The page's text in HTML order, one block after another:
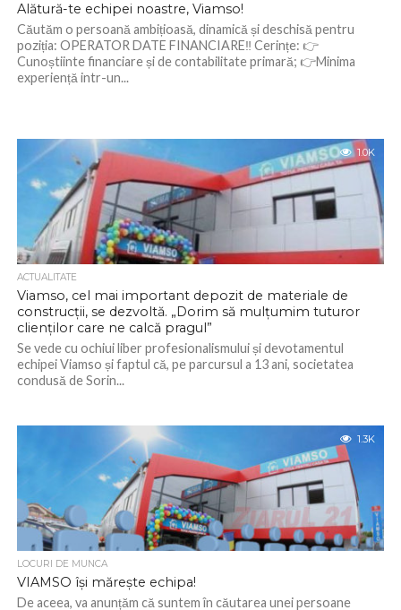
Alătură-te echipei noastre, Viamso!
Căutăm o persoană ambițioasă, dinamică și deschisă pentru
poziția: OPERATOR DATE FINANCIARE‼️ Cerințe: 👉
Cunoștiinte financiare și de contabilitate primară; 👉Minima
experiență intr-un...
1.0K
ACTUALITATE
Viamso, cel mai important depozit de materiale de
construcții, se dezvoltă. „Dorim să mulțumim tuturor
clienților care ne calcă pragul”
Se vede cu ochiui liber profesionalismului și devotamentul
echipei Viamso și faptul că, pe parcursul a 13 ani, societatea
condusă de Sorin...
1.3K
LOCURI DE MUNCA
VIAMSO își mărește echipa!
De aceea, va anunțăm că suntem în căutarea unei persoane